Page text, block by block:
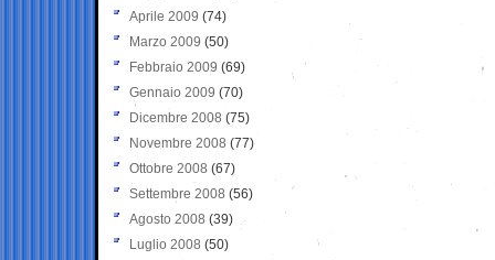
Aprile 2009 (74)
Marzo 2009 (50)
Febbraio 2009 (69)
Gennaio 2009 (70)
Dicembre 2008 (75)
Novembre 2008 (77)
Ottobre 2008 (67)
Settembre 2008 (56)
Agosto 2008 (39)
Luglio 2008 (50)